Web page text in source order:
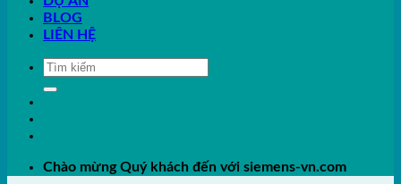
BLOG
LIÊN HỆ
Chào mừng Quý khách đến với siemens-vn.com